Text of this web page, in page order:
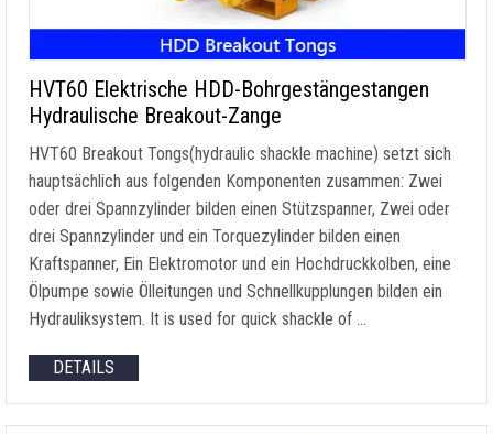
HVT60 Elektrische HDD-Bohrgestängestangen
Hydraulische Breakout-Zange
HVT60 Breakout Tongs(hydraulic shackle machine) setzt sich
hauptsächlich aus folgenden Komponenten zusammen: Zwei
oder drei Spannzylinder bilden einen Stützspanner, Zwei oder
drei Spannzylinder und ein Torquezylinder bilden einen
Kraftspanner, Ein Elektromotor und ein Hochdruckkolben, eine
Ölpumpe sowie Ölleitungen und Schnellkupplungen bilden ein
Hydrauliksystem. It is used for quick shackle of …
DETAILS